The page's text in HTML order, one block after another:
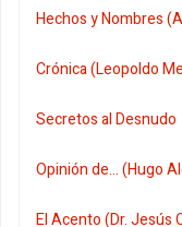
Hechos y Nombres
Crónica (Leopoldo
Secretos al Desnudo
Opinión de... (Hugo
El Acento (Dr. Jesús